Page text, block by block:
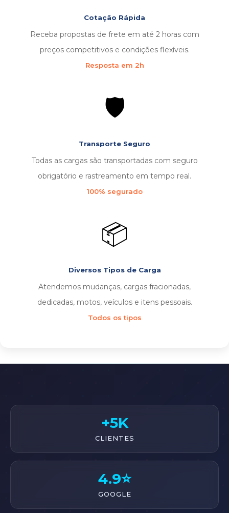
Cotação Rápida
Receba propostas de frete em até 2 horas com
preços competitivos e condições flexíveis.
Resposta em 2h
🛡️
Transporte Seguro
Todas as cargas são transportadas com seguro
obrigatório e rastreamento em tempo real.
100% segurado
📦
Diversos Tipos de Carga
Atendemos mudanças, cargas fracionadas,
dedicadas, motos, veículos e itens pessoais.
Todos os tipos
+5K
CLIENTES
4.9⭐
GOOGLE